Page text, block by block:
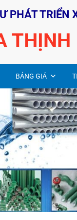
PHÁT TRIỂN
THỊNH
BẢNG GIÁ